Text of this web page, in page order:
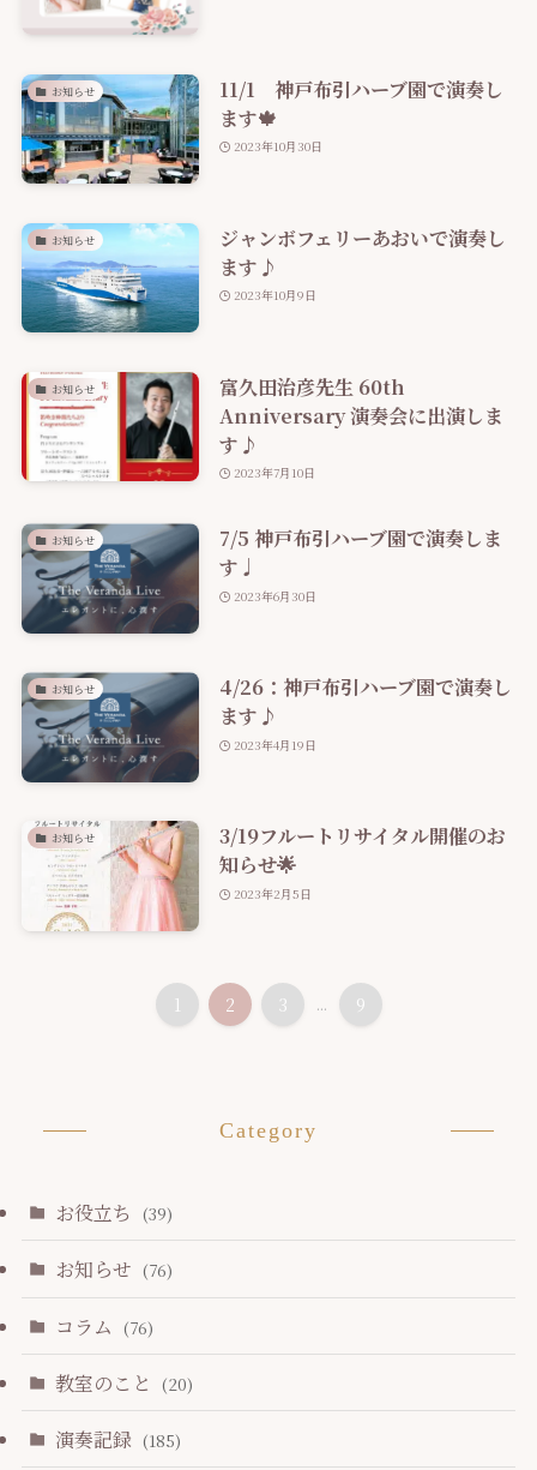
お知らせ
11/1 神戸布引ハーブ園で演奏し
ます🍁
2023年10月30日
お知らせ
ジャンボフェリーあおいで演奏し
ます♪
2023年10月9日
お知らせ
富久田治彦先生 60th
Anniversary 演奏会に出演しま
す♪
2023年7月10日
お知らせ
7/5 神戸布引ハーブ園で演奏しま
す♩
2023年6月30日
お知らせ
4/26：神戸布引ハーブ園で演奏し
ます♪
2023年4月19日
お知らせ
3/19フルートリサイタル開催のお
知らせ🌟
2023年2月5日
1 2 3 ... 9
Category
お役立ち (39)
お知らせ (76)
コラム (76)
教室のこと (20)
演奏記録 (185)